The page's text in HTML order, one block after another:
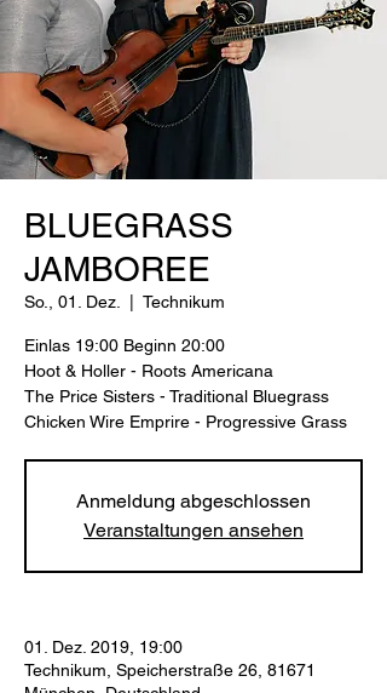
BLUEGRASS
JAMBOREE
So., 01. Dez. Technikum
Einlas 19:00 Beginn 20:00
Hoot & Holler - Roots Americana
The Price Sisters - Traditional Bluegrass
Chicken Wire Emprire - Progressive Grass
Anmeldung abgeschlossen
Veranstaltungen ansehen
01. Dez. 2019, 19:00
Technikum, Speicherstraße 26, 81671